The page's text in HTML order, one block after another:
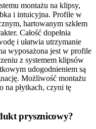
montażu na klipsy,
i intuicyjna. Profile w
hartowanym szkłem
Całość dopełnia
i ułatwia utrzymanie
wyposażona jest w profile
z systemem klipsów
udogodnieniem są
Możliwość montażu
na płytkach, czyni tę
prysznicowy?